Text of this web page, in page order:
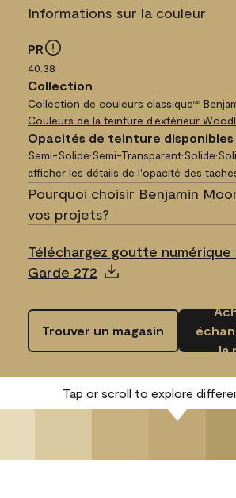
Informations sur la couleur
PR
40.38
Collection
Collection de couleurs classiqueMD
Couleurs de la teinture d’extérieur
Opacités de teinture disponibles
Semi-Solide•Semi-Transparent•Solide•
afficher les détails de l'opacité des
Pourquoi choisir Benjamin
vos projets?
Téléchargez goutte
Garde 272
Trouver un magasin
la
Tap or scroll to explore